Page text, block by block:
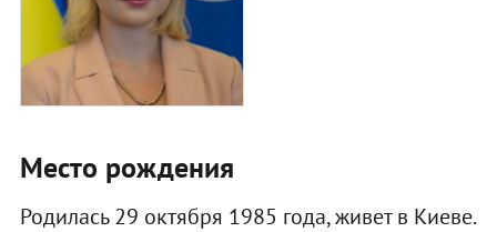
Место рождения
Родилась 29 октября 1985 года, живет в Киеве.